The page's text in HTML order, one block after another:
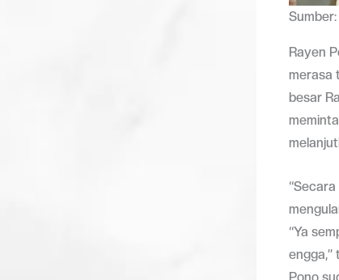
Rayen
merasa
besar
“Ya
engga,”